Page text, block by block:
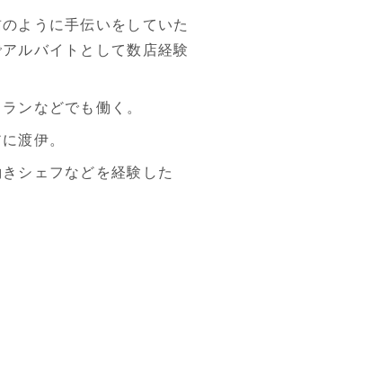
ように手伝いをしていた
ルバイトとして数店経験
ンなどでも働く。
渡伊。
シェフなどを経験した